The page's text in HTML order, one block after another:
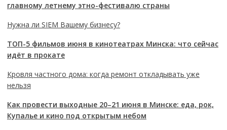
главному летнему этно-фестивалю страны
Нужна ли SIEM Вашему бизнесу?
ТОП-5 фильмов июня в кинотеатрах Минска: что сейчас
идёт в прокате
Кровля частного дома: когда ремонт откладывать уже
нельзя
Как провести выходные 20–21 июня в Минске: еда, рок,
Купалье и кино под открытым небом